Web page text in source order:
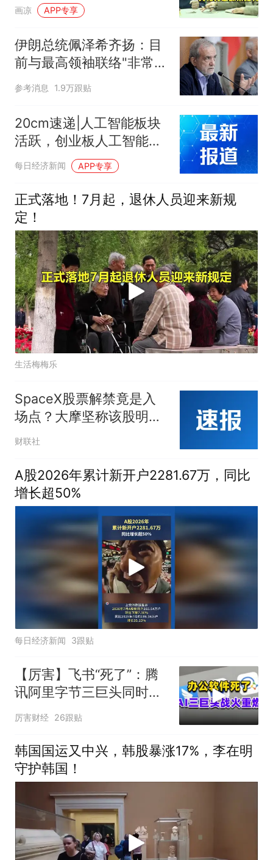
画凉 APP专享
伊朗总统佩泽希齐扬：目
前与最高领袖联络"非常困
难"
参考消息 1.9万跟贴
20cm速递|人工智能板块
活跃，创业板人工智能
ETF国泰(159388)盘中涨
近2%冲击三连涨
每日经济新闻 APP专享
正式落地！7月起，退休人员迎来新规
定！
生活梅梅乐
SpaceX股票解禁竟是入
场点？大摩坚称该股明年
中目标价为300美元
财联社
A股2026年累计新开户2281.67万，同比
增长超50%
每日经济新闻 3跟贴
【厉害】飞书“死了”：腾
讯阿里字节三巨头同时掀
了软件的桌子
厉害财经 26跟贴
韩国国运又中兴，韩股暴涨17%，李在明
守护韩国！